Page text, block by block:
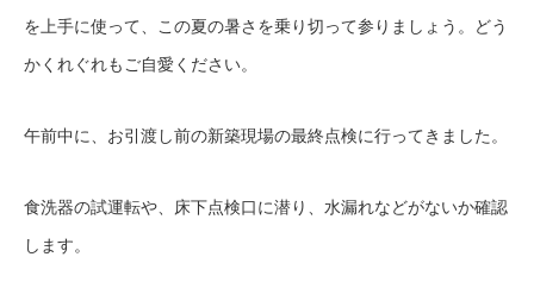
を上手に使って、この夏の暑さを乗り切って参りましょう。どう
かくれぐれもご自愛ください。
午前中に、お引渡し前の新築現場の最終点検に行ってきました。
食洗器の試運転や、床下点検口に潜り、水漏れなどがないか確認
します。